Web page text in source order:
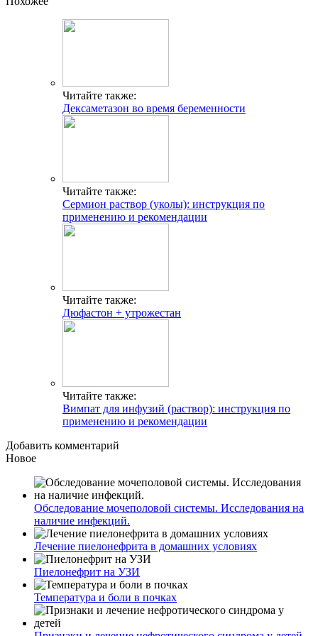
Читайте также:
Дексаметазон во время беременности
Читайте также:
Сермион раствор (уколы): инструкция по
применению и рекомендации
Читайте также:
Дюфастон + утрожестан
Читайте также:
Вимпат для инфузий (раствор): инструкция по
применению и рекомендации
Добавить комментарий
Новое
Обследование мочеполовой системы. Исследования на
наличие инфекций.
Лечение пиелонефрита в домашних условиях
Пиелонефрит на УЗИ
Температура и боли в почках